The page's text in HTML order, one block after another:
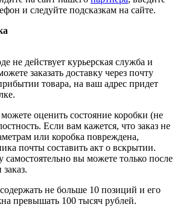
и следуйте подсказкам на сайте.
не действует курьерская служба и
заказать доставку через почту
товара, на ваш адрес придет
оценить состояние коробки (не
Если вам кажется, что заказ не
или коробка повреждена,
почты составить акт о вскрытии.
самостоятельно вы можете только после
не больше 10 позиций и его
превышать 100 тысяч рублей.